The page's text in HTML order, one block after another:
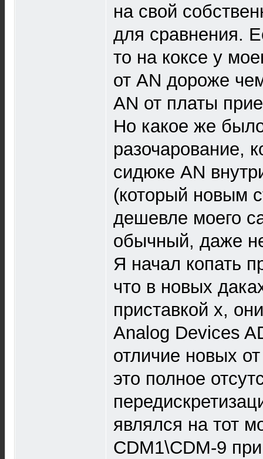
на свой
для сравнения.
то на коксе у
от AN дороже
AN от платы
Но какое же
разочарование,
сидюке AN
(который новым
дешевле моего
обычный, даже
Я начал копать
что в новых
приставкой х,
Analog Devices
отличие новых
это полное
являлся на тот
CDM1\CDM-9